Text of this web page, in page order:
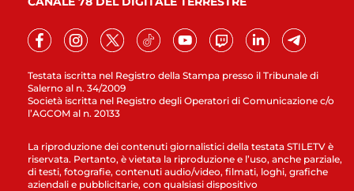
Testata iscritta nel Registro della Stampa presso il Tribunale di
Salerno al n. 34/2009
Società iscritta nel Registro degli Operatori di Comunicazione c/o
l’AGCOM al n. 20133
La riproduzione dei contenuti giornalistici della testata STILETV è
riservata. Pertanto, è vietata la riproduzione e l’uso, anche parziale,
di testi, fotografie, contenuti audio/video, filmati, loghi, grafiche
aziendali e pubblicitarie, con qualsiasi dispositivo